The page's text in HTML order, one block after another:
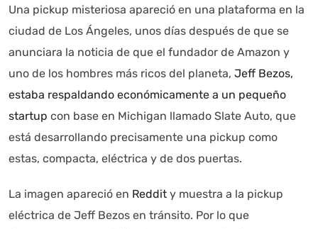
Una pickup misteriosa apareció en una plataforma en la
ciudad de Los Ángeles, unos días después de que se
anunciara la noticia de que el fundador de Amazon y
uno de los hombres más ricos del planeta, Jeff Bezos,
estaba respaldando económicamente a un pequeño
startup con base en Michigan llamado Slate Auto, que
está desarrollando precisamente una pickup como
estas, compacta, eléctrica y de dos puertas.
La imagen apareció en Reddit y muestra a la pickup
eléctrica de Jeff Bezos en tránsito. Por lo que
Estoy aquí para encontrar lo que necesitas. ¿Qué estás
buscando? "Este asistente con IA (OpenAI) ofrece
información referencial que puede contener errores.
Asistente con IA en desarrollo. Autoanalítica optimiza